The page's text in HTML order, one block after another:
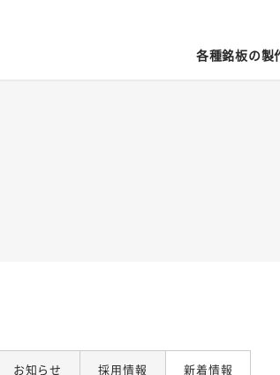
各種銘板の製
お知らせ 採用情報 新着情報